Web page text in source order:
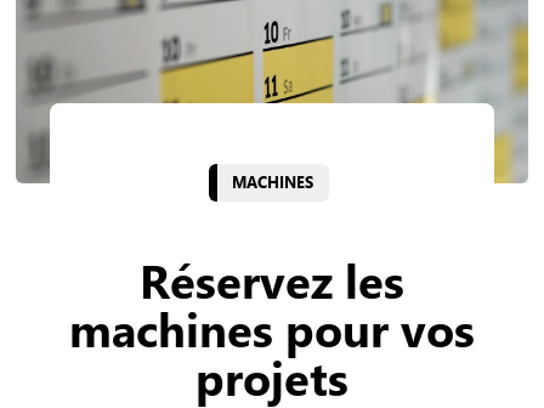
MACHINES
Réservez les
machines pour vos
projets